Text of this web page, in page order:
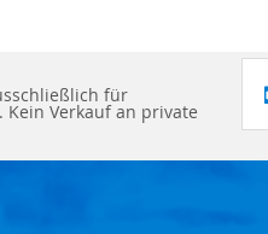
für
Verkauf an private